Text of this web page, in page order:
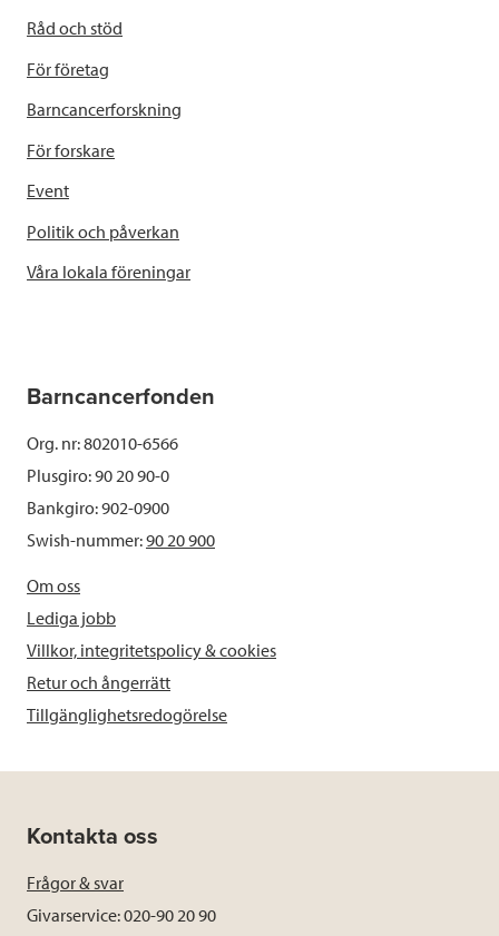
Råd och stöd
För företag
Barncancerforskning
För forskare
Event
Politik och påverkan
Våra lokala föreningar
Barncancerfonden
Org. nr: 802010-6566
Plusgiro: 90 20 90-0
Bankgiro: 902-0900
Swish-nummer:90 20 900
Om oss
Lediga jobb
Villkor, integritetspolicy & cookies
Retur och ångerrätt
Tillgänglighetsredogörelse
Kontakta oss
Frågor & svar
Givarservice: 020-90 20 90